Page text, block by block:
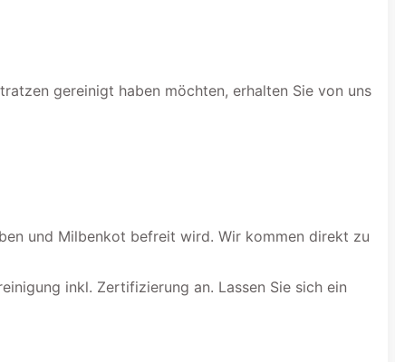
gereinigt haben möchten, erhalten Sie von uns
und Milbenkot befreit wird. Wir kommen direkt zu
inkl. Zertifizierung an. Lassen Sie sich ein